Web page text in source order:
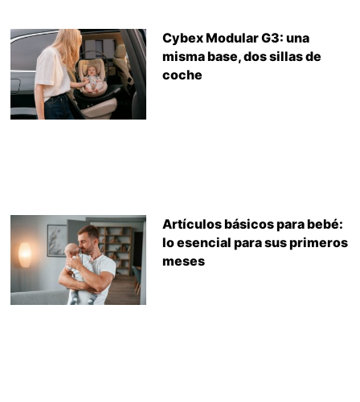
Cybex Modular G3: una
misma base, dos sillas de
coche
Artículos básicos para bebé:
lo esencial para sus primeros
meses